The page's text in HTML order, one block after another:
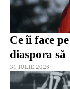
Ce îi face
diaspora
31 IULIE 2026